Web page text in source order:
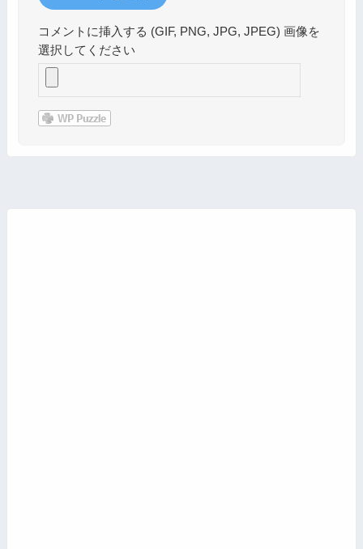
コメントに挿入する (GIF, PNG, JPG, JPEG) 画像を
選択してください